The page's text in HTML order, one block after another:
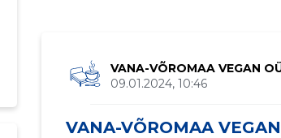
VANA-VÕROMAA VEGAN
09.01.2024, 10:46
VANA-VÕROMAA